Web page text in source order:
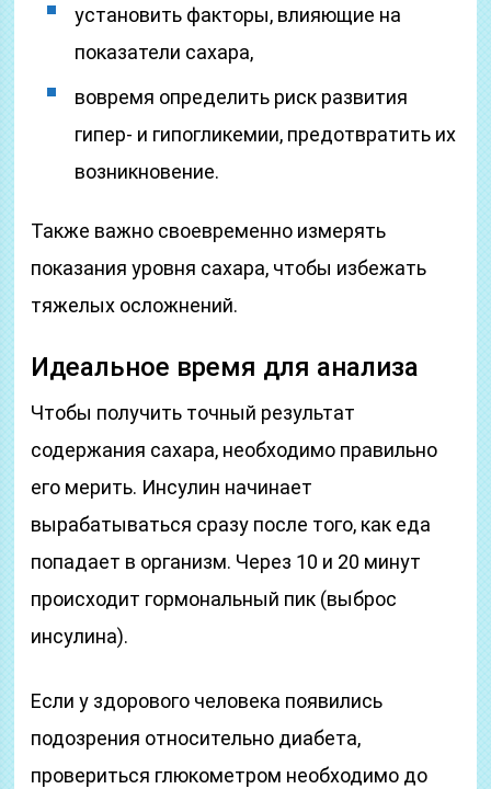
установить факторы, влияющие на
показатели сахара,
вовремя определить риск развития
гипер- и гипогликемии, предотвратить их
возникновение.
Также важно своевременно измерять
показания уровня сахара, чтобы избежать
тяжелых осложнений.
Идеальное время для анализа
Чтобы получить точный результат
содержания сахара, необходимо правильно
его мерить. Инсулин начинает
вырабатываться сразу после того, как еда
попадает в организм. Через 10 и 20 минут
происходит гормональный пик (выброс
инсулина).
Если у здорового человека появились
подозрения относительно диабета,
провериться глюкометром необходимо до